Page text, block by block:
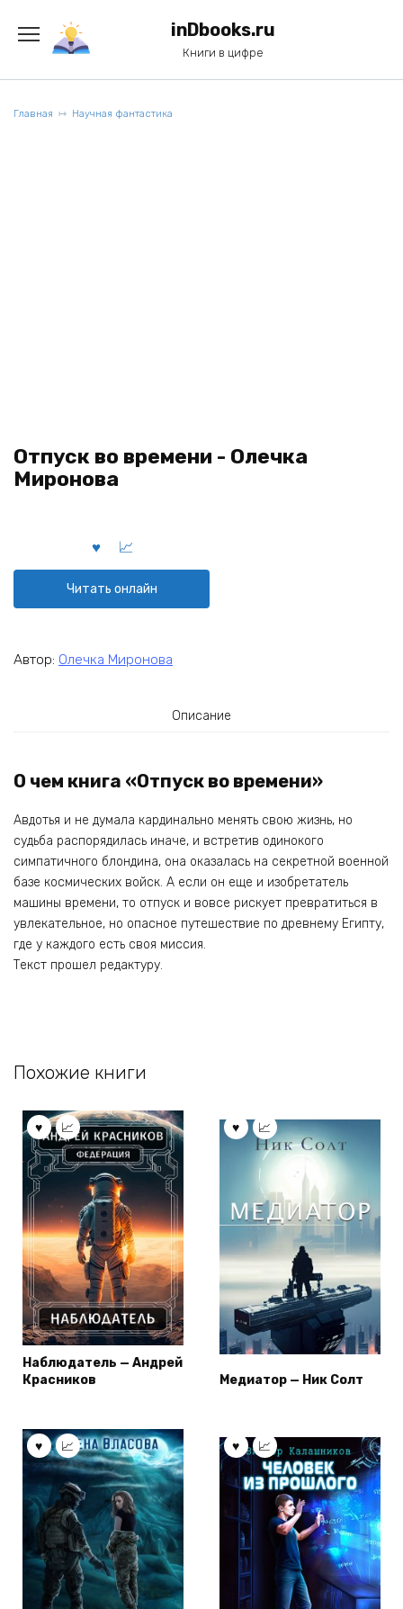
содержанию
inDbooks.ru
Книги в цифре
Главная Научная фантастика
Отпуск во времени - Олечка
Миронова
Читать онлайн
Автор: Олечка Миронова
Описание
О чем книга «Отпуск во времени»
Авдотья и не думала кардинально менять свою жизнь, но
судьба распорядилась иначе, и встретив одинокого
симпатичного блондина, она оказалась на секретной военной
базе космических войск. А если он еще и изобретатель
машины времени, то отпуск и вовсе рискует превратиться в
увлекательное, но опасное путешествие по древнему Египту,
где у каждого есть своя миссия.
Текст прошел редактуру.
Похожие книги
Наблюдатель — Андрей
Красников
Медиатор — Ник Солт